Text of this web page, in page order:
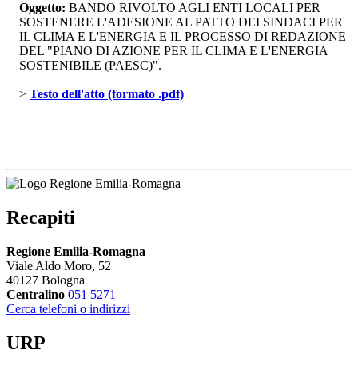
Oggetto: BANDO RIVOLTO AGLI ENTI LOCALI PER
SOSTENERE L'ADESIONE AL PATTO DEI SINDACI PER
IL CLIMA E L'ENERGIA E IL PROCESSO DI REDAZIONE
DEL "PIANO DI AZIONE PER IL CLIMA E L'ENERGIA
SOSTENIBILE (PAESC)".
> Testo dell'atto (formato .pdf)
Recapiti
Regione Emilia-Romagna
Viale Aldo Moro, 52
40127 Bologna
Centralino 051 5271
Cerca telefoni o indirizzi
URP